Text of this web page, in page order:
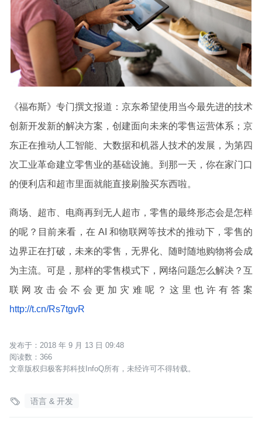
《福布斯》专门撰文报道：京东希望使用当今最先进的技术
创新开发新的解决方案，创建面向未来的零售运营体系；京
东正在推动人工智能、大数据和机器人技术的发展，为第四
次工业革命建立零售业的基础设施。到那一天，你在家门口
的便利店和超市里面就能直接刷脸买东西啦。
商场、超市、电商再到无人超市，零售的最终形态会是怎样
的呢？目前来看，在 AI 和物联网等技术的推动下，零售的
边界正在打破，未来的零售，无界化、随时随地购物将会成
为主流。可是，那样的零售模式下，网络问题怎么解决？互
联网攻击会不会更加灾难呢？这里也许有答案
http://t.cn/Rs7tgvR
2018 年 9 月 13 日 09:48
366
文章版权归极客邦科技InfoQ所有，未经许可不得转载。
 语言 & 开发